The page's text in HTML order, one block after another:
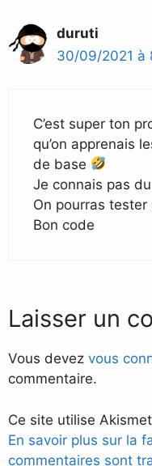
duruti
30/09/2021 à
C’est super ton
qu’on apprenais
de base
Je connais pas
On pourras
Bon code
Laisser un
Vous devez vous
commentaire.
Ce site utilise
En savoir plus sur la
commentaires sont